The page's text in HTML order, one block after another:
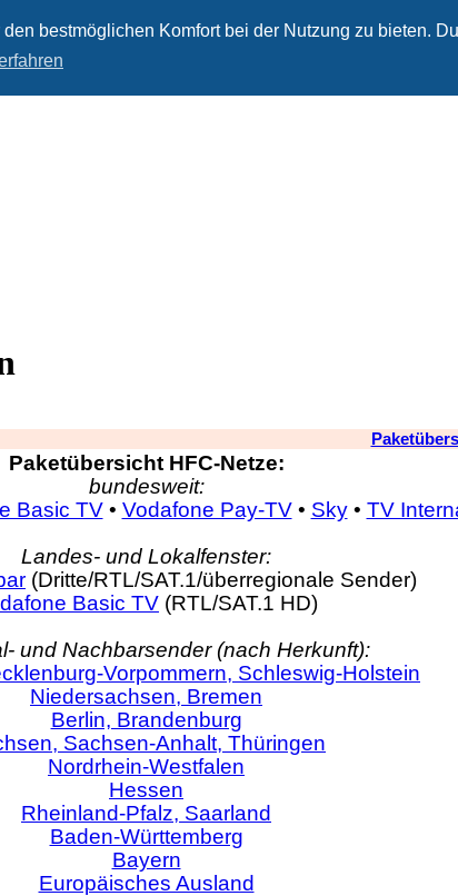
bestmöglichen Komfort bei der Nutzung zu bieten.
Paketübersicht HFC-Netze:
bundesweit:
Basic TV• Vodafone Pay-TV• Sky• TV
Landes- und Lokalfenster:
(Dritte/RTL/SAT.1/überregionale Sender)
Basic TV (RTL/SAT.1 HD)
und Nachbarsender (nach Herkunft):
Vorpommern, Schleswig-Holstein
Niedersachsen, Bremen
Berlin, Brandenburg
Sachsen-Anhalt, Thüringen
Nordrhein-Westfalen
Hessen
Rheinland-Pfalz, Saarland
Baden-Württemberg
Bayern
Europäisches Ausland